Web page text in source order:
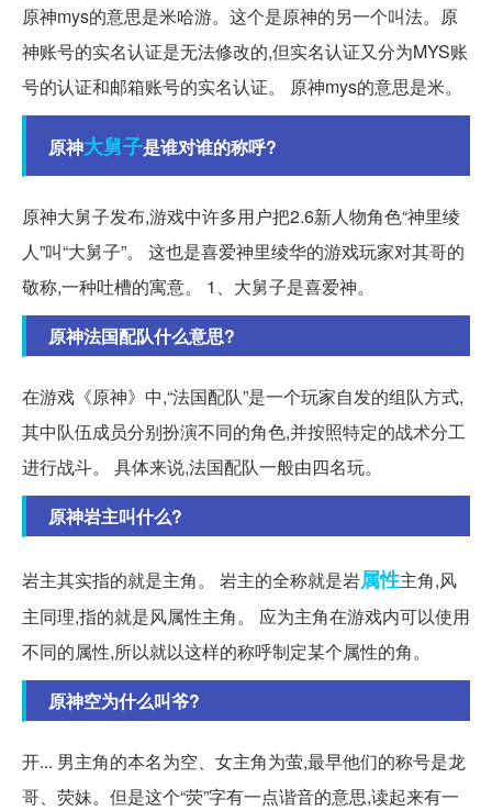
原神mys的意思是米哈游。这个是原神的另一个叫法。原
神账号的实名认证是无法修改的,但实名认证又分为MYS账
号的认证和邮箱账号的实名认证。 原神mys的意思是米。
原神大舅子是谁对谁的称呼?
原神大舅子发布,游戏中许多用户把2.6新人物角色“神里绫
人”叫“大舅子”。 这也是喜爱神里绫华的游戏玩家对其哥的
敬称,一种吐槽的寓意。 1、大舅子是喜爱神。
原神法国配队什么意思?
在游戏《原神》中,“法国配队”是一个玩家自发的组队方式,
其中队伍成员分别扮演不同的角色,并按照特定的战术分工
进行战斗。 具体来说,法国配队一般由四名玩。
原神岩主叫什么?
岩主其实指的就是主角。 岩主的全称就是岩属性主角,风
主同理,指的就是风属性主角。 应为主角在游戏内可以使用
不同的属性,所以就以这样的称呼制定某个属性的角。
原神空为什么叫爷?
开... 男主角的本名为空、女主角为萤,最早他们的称号是龙
哥、荧妹。但是这个“荧”字有一点谐音的意思,读起来有一